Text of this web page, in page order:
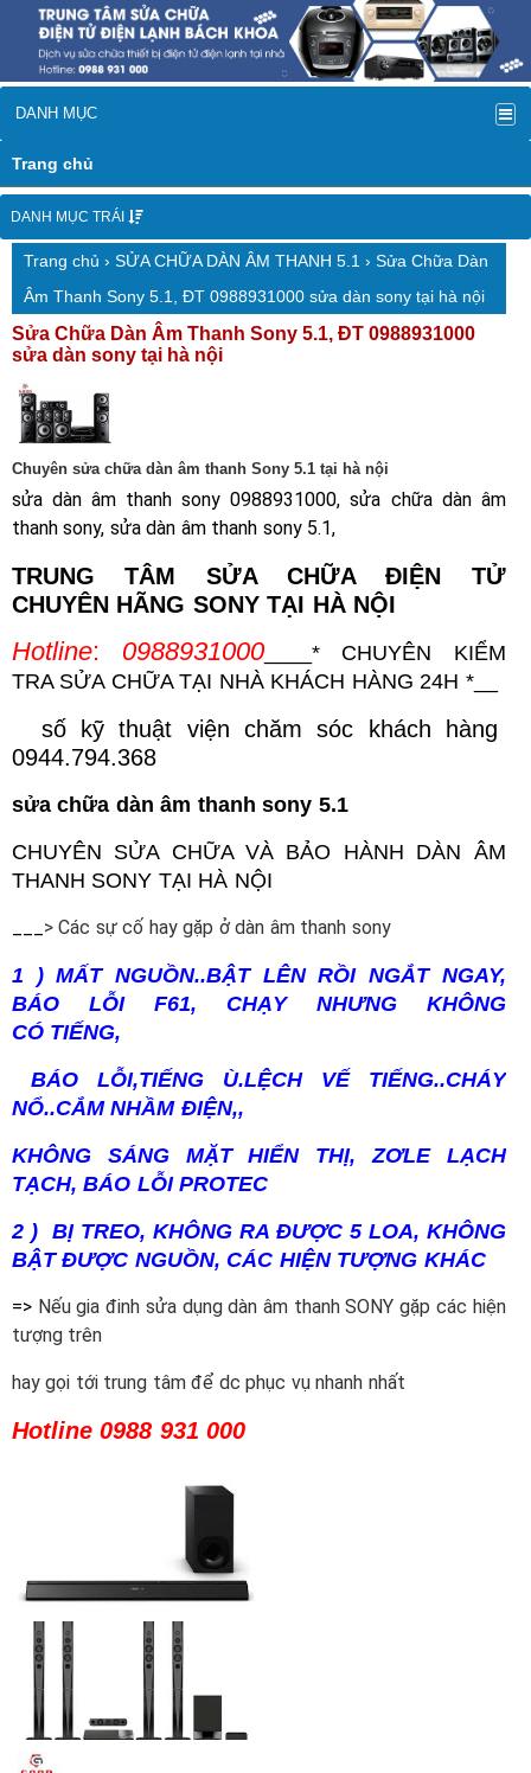
DANH MỤC
Trang chủ
DANH MỤC TRÁI
Trang chủ › SỬA CHỮA DÀN ÂM THANH 5.1 › Sửa Chữa Dàn
Âm Thanh Sony 5.1, ĐT 0988931000 sửa dàn sony tại hà nội
Sửa Chữa Dàn Âm Thanh Sony 5.1, ĐT 0988931000
sửa dàn sony tại hà nội
Chuyên sửa chữa dàn âm thanh Sony 5.1 tại hà nội
sửa dàn âm thanh sony 0988931000,sửa chữa dàn âm
thanhsony, sửa dàn âm thanh sony 5.1,
TRUNG TÂM SỬA CHỮA ĐIỆN TỬ
CHUYÊN HÃNG SONYTẠI HÀ NỘI
Hotline: 0988931000 ____* CHUYÊN KIỂM
TRA SỬA CHỮA TẠI NHÀ KHÁCH HÀNG 24H *__
số kỹ thuật viện chăm sóc khách hàng
0944.794.368
sửa chữa dàn âm thanhsony 5.1
CHUYÊN SỬA CHỮA VÀ BẢO HÀNH DÀN ÂM
THANH SONY TẠI HÀ NỘI
> Các sự cố hay gặp ở dàn âm thanh sony
1 ) MẤT NGUỒN..BẬT LÊN RỒI NGẮT NGAY,
BÁO LỖI F61, CHẠY NHƯNG KHÔNG
CÓ TIẾNG,
BÁO LỖI,TIẾNG Ù.LỆCH VẾ TIẾNG..CHÁY
NỔ..CẮM NHẦM ĐIỆN,,
KHÔNG SÁNG MẶT HIỂN THỊ, ZƠLE LẠCH
TẠCH, BÁO LỖI PROTEC
2 ) BỊ TREO, KHÔNG RA ĐƯỢC 5 LOA, KHÔNG
BẬT ĐƯỢC NGUỒN, CÁC HIỆN TƯỢNG KHÁC
=> Nếu gia đinh sửa dụng dàn âm thanh SONY gặp các hiện
tượng trên
hay gọi tới trung tâm để dc phục vụ nhanh nhất
Hotline 0988 931 000